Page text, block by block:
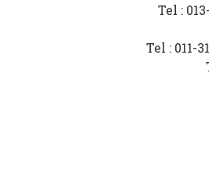
Tel :
Tel : 011-